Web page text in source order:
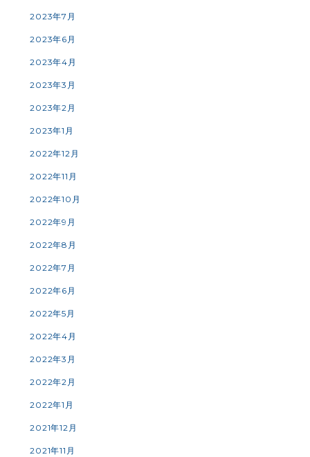
2023年7月
2023年6月
2023年4月
2023年3月
2023年2月
2023年1月
2022年12月
2022年11月
2022年10月
2022年9月
2022年8月
2022年7月
2022年6月
2022年5月
2022年4月
2022年3月
2022年2月
2022年1月
2021年12月
2021年11月